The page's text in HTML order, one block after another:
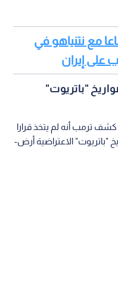
مع نتنياهو في
على إيران
"باتريوت"
ترمب أنه لم يتخذ قرارا
"باتريوت" الاعتراضية أرض-